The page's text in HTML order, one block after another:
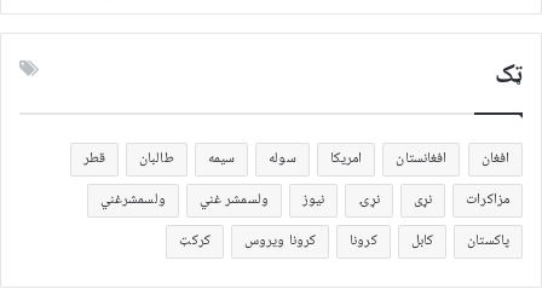
ټک
افغان افغانستان امریکا سوله سیمه طالبان
قطر
مزاکرات
نړی نړۍ نیوز ولسمشر غني
ولسمشرغني
پاکستان
کابل کرونا کرونا ویروس کرکټ